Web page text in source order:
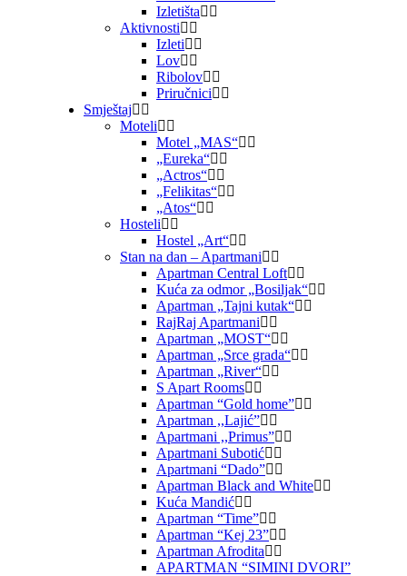
Izletišta
Aktivnosti
Izleti
Lov
Ribolov
Priručnici
Smještaj
Moteli
Motel „MAS“
„Eureka“
„Actros“
„Felikitas“
„Atos“
Hosteli
Hostel „Art“
Stan na dan – Apartmani
Apartman Central Loft
Kuća za odmor „Bosiljak“
Apartman „Tajni kutak“
RajRaj Apartmani
Apartman „MOST“
Apartman „Srce grada“
Apartman „River“
S Apart Rooms
Apartman “Gold home”
Apartman ,,Lajić”
Apartmani ,,Primus”
Apartmani Subotić
Apartmani “Dado”
Apartman Black and White
Kuća Mandić
Apartman “Time”
Apartman “Kej 23”
Apartman Afrodita
APARTMAN “SIMINI DVORI”